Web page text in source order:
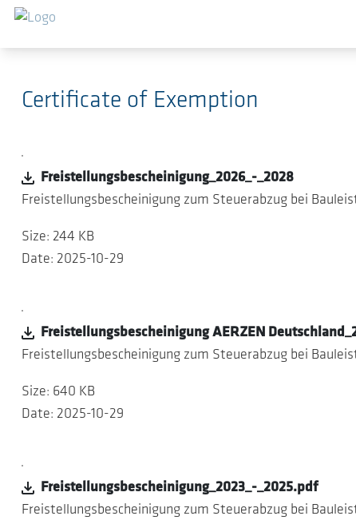
Skip to main content
Certificate of Exemption
Freistellungsbescheinigung_2026_-_2028
Freistellungsbescheinigung zum Steuerabzug bei
Size: 244 KB
Date: 2025-10-29
Freistellungsbescheinigung AERZEN
Freistellungsbescheinigung zum Steuerabzug bei
Size: 640 KB
Date: 2025-10-29
Freistellungsbescheinigung_2023_-_2025.pdf
Freistellungsbescheinigung zum Steuerabzug bei